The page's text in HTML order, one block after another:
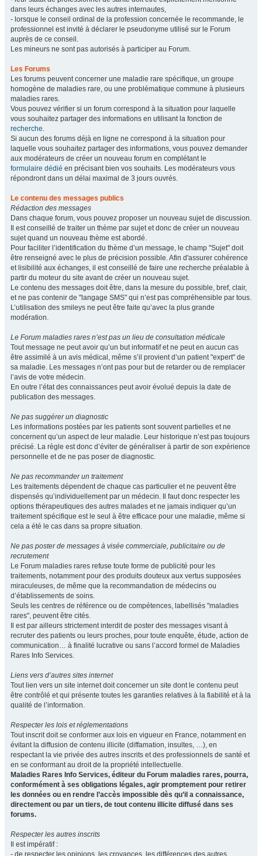
dans leurs échanges avec les autres internautes,
- lorsque le conseil ordinal de la profession concernée le recommande, le
professionnel est invité à déclarer le pseudonyme utilisé sur le Forum
auprès de ce conseil.
Les mineurs ne sont pas autorisés à participer au Forum.
Les Forums
Les forums peuvent concerner une maladie rare spécifique, un groupe
homogène de maladies rare, ou une problématique commune à plusieurs
maladies rares.
Vous pouvez vérifier si un forum correspond à la situation pour laquelle
vous souhaitez partager des informations en utilisant la fonction de
recherche.
Si aucun des forums déjà en ligne ne correspond à la situation pour
laquelle vous souhaitez partager des informations, vous pouvez demander
aux modérateurs de créer un nouveau forum en complétant le
formulaire dédié en précisant bien vos souhaits. Les modérateurs vous
répondront dans un délai maximal de 3 jours ouvrés.
Le contenu des messages publics
Rédaction des messages
Dans chaque forum, vous pouvez proposer un nouveau sujet de discussion.
Il est conseillé de traiter un thème par sujet et donc de créer un nouveau
sujet quand un nouveau thème est abordé.
Pour faciliter l’identification du thème d’un message, le champ "Sujet" doit
être renseigné avec le plus de précision possible. Afin d'assurer cohérence
et lisibilité aux échanges, il est conseillé de faire une recherche préalable à
partir du moteur du site avant de créer un nouveau sujet.
Le contenu des messages doit être, dans la mesure du possible, bref, clair,
et ne pas contenir de "langage SMS" qui n’est pas compréhensible par tous.
L’utilisation des smileys ne peut être faite qu’avec la plus grande
modération.
Le Forum maladies rares n’est pas un lieu de consultation médicale
Tout message ne peut avoir qu’un but informatif et ne peut en aucun cas
être assimilé à un avis médical, même s’il provient d’un patient "expert" de
sa maladie. Les messages n’ont pas pour but de retarder ou de remplacer
l’avis de votre médecin.
En outre l’état des connaissances peut avoir évolué depuis la date de
publication des messages.
Ne pas suggérer un diagnostic
Les informations postées par les patients sont souvent partielles et ne
concernent qu’un aspect de leur maladie. Leur historique n’est pas toujours
précisé. La règle est donc d’éviter de généraliser à partir de son expérience
personnelle et de ne pas poser de diagnostic.
Ne pas recommander un traitement
Les traitements dépendent de chaque cas particulier et ne peuvent être
dispensés qu’individuellement par un médecin. Il faut donc respecter les
options thérapeutiques des autres malades et ne jamais indiquer qu’un
traitement spécifique est le seul à être efficace pour une maladie, même si
cela a été le cas dans sa propre situation.
Ne pas poster de messages à visée commerciale, publicitaire ou de
recrutement
Le Forum maladies rares refuse toute forme de publicité pour les
traitements, notamment pour des produits douteux aux vertus supposées
miraculeuses, de même que la recommandation de médecins ou
d’établissements de soins.
Seuls les centres de référence ou de compétences, labellisés "maladies
rares", peuvent être cités.
Il est par ailleurs strictement interdit de poster des messages visant à
recruter des patients ou leurs proches, pour toute enquête, étude, action de
communication… à finalité lucrative ou sans l’accord formel de Maladies
Rares Info Services.
Liens vers d’autres sites internet
Tout lien vers un site internet doit concerner un site dont le contenu peut
être contrôlé et qui présente toutes les garanties relatives à la fiabilité et à la
qualité de l’information.
Respecter les lois et réglementations
Tout inscrit doit se conformer aux lois en vigueur en France, notamment en
évitant la diffusion de contenu illicite (diffamation, insultes, …), en
respectant la vie privée des autres inscrits et des professionnels de santé et
en se conformant au droit de la propriété intellectuelle.
Maladies Rares Info Services, éditeur du Forum maladies rares, pourra,
conformément à ses obligations légales, agir promptement pour retirer
les données ou en rendre l’accès impossible dès qu’il a connaissance,
directement ou par un tiers, de tout contenu illicite diffusé dans ses
forums.
Respecter les autres inscrits
Il est impératif :
- de respecter les opinions, les croyances, les différences des autres